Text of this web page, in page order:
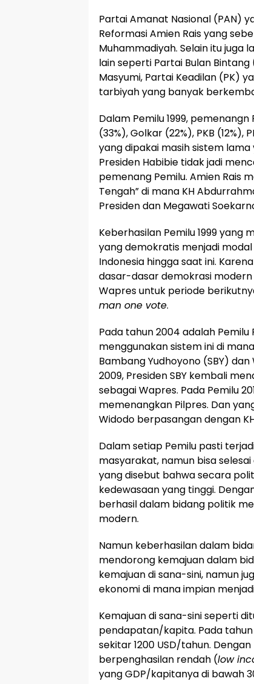
Partai Amanat Nasional (PAN)
Reformasi Amien Rais yang
Muhammadiyah. Selain itu juga
lain seperti Partai Bulan
Masyumi, Partai Keadilan (PK)
tarbiyah yang banyak
Dalam Pemilu 1999,
(33%), Golkar (22%), PKB (12%),
yang dipakai masih sistem lama
Presiden Habibie tidak jadi
pemenang Pemilu. Amien Rais
Tengah” di mana KH
Presiden dan Megawati
Keberhasilan Pemilu 1999 yang
yang demokratis menjadi
Indonesia hingga saat ini.
dasar-dasar demokrasi modern
Wapres untuk periode
man one vote.
Pada tahun 2004 adalah
menggunakan sistem ini di
Bambang Yudhoyono (SBY)
2009, Presiden SBY kembali
sebagai Wapres. Pada Pemilu
memenangkan Pilpres. Dan
Widodo berpasangan dengan
Dalam setiap Pemilu pasti
masyarakat, namun bisa
yang disebut bahwa secara
kedewasaan yang tinggi.
berhasil dalam bidang politik
modern.
Namun keberhasilan dalam
mendorong kemajuan dalam
kemajuan di sana-sini, namun
ekonomi di mana impian
Kemajuan di sana-sini seperti
pendapatan/kapita. Pada
sekitar 1200 USD/tahun.
berpenghasilan rendah (low
yang GDP/kapitanya di bawah